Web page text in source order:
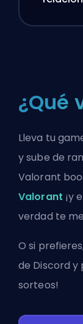
¿Qué
Lleva tu
y sube de
Valorant
Valorant ¡y
verdad te
O si
de Discord y
sorteos!